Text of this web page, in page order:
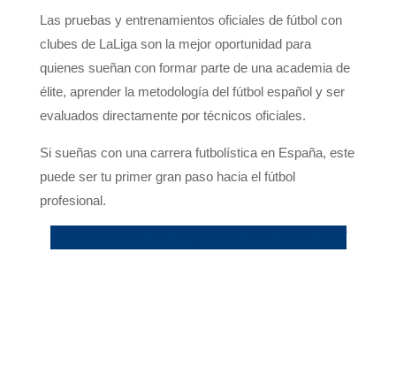
Las pruebas y entrenamientos oficiales de fútbol con
clubes de LaLiga son la mejor oportunidad para
quienes sueñan con formar parte de una academia de
élite, aprender la metodología del fútbol español y ser
evaluados directamente por técnicos oficiales.
Si sueñas con una carrera futbolística en España, este
puede ser tu primer gran paso hacia el fútbol
profesional.